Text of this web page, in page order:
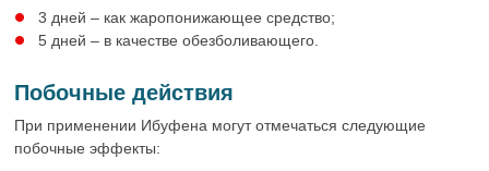
3 дней – как жаропонижающее средство;
5 дней – в качестве обезболивающего.
Побочные действия
При применении Ибуфена могут отмечаться следующие
побочные эффекты: